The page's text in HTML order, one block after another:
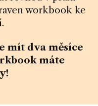
workbook ke
mít dva měsíce
máte